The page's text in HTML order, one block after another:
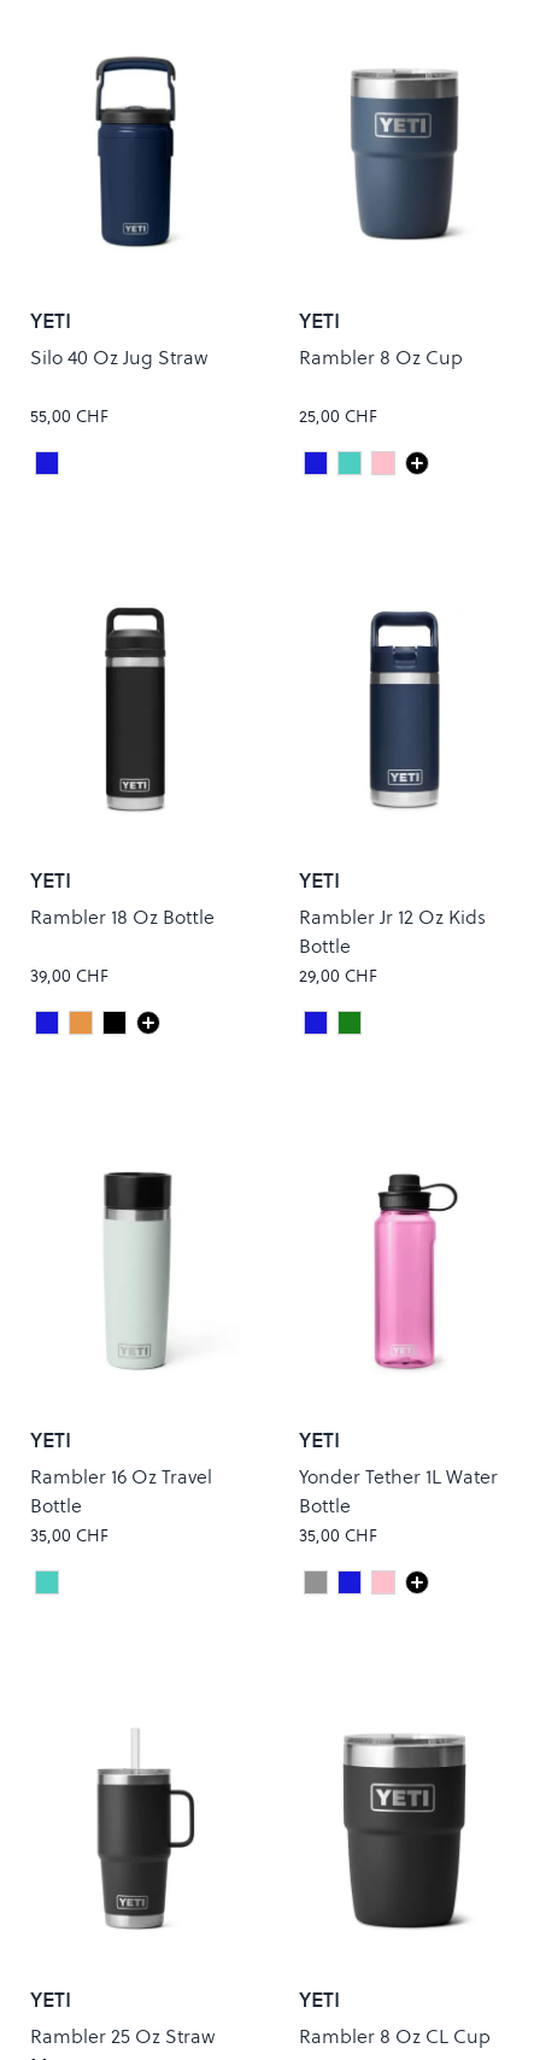
YETI
Silo 40 Oz Jug Straw
55,00 CHF
Colour
Navy
YETI
Rambler 8 Oz Cup
25,00 CHF
Colour
NavySeafoam
Tropical Pink
YETI
Rambler 18 Oz Bottle
39,00 CHF
Colour
NavyPapaya
Black
YETI
Rambler Jr 12 Oz Kids
Bottle
29,00 CHF
Colour
NavyVENOM
YETI
Rambler 16 Oz Travel
Bottle
35,00 CHF
Colour
RIDGELINE
YETI
Yonder Tether 1L Water
Bottle
35,00 CHF
Colour
Charcoal
NavyPOWER PINK
YETI
Rambler 25 Oz Straw
YETI
Rambler 8 Oz CL Cup